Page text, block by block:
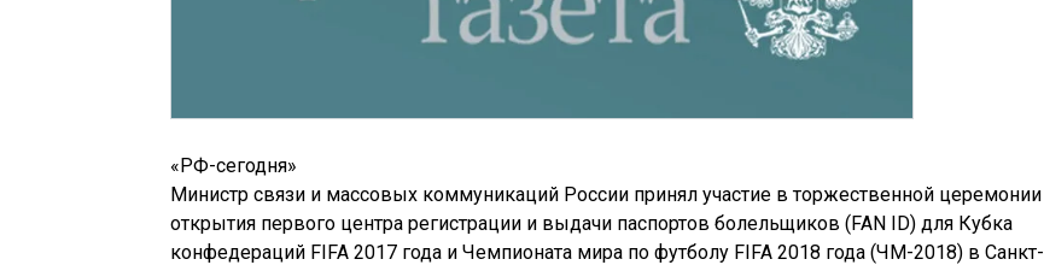
«РФ-сегодня»
Министр связи и массовых коммуникаций России принял участие в торжественной церемонии
открытия первого центра регистрации и выдачи паспортов болельщиков (FAN ID) для Кубка
конфедераций FIFA 2017 года и Чемпионата мира по футболу FIFA 2018 года (ЧМ-2018) в Санкт-